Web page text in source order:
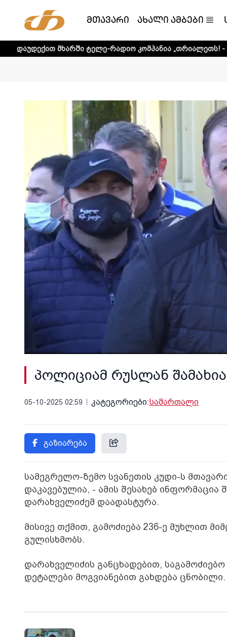
მთავარი ახალი ამბები
მხარში ტელე-რადიო კომპანია „თრიალეთს! - დეტალური
პოლიციამ რუსლან
05-10-2025 02:59 კატეგორიები:სამართალი
გაზიარება
სამეგრელო-ზემო სვანეთის კუდი-ს
დაკავებულია, - ამის შესახებ
დარახველიძემ დაადასტურა.
მისივე თქმით, გამოძიება 236-ე მუხლით
გულისხმობს.
დარახველიძის განცხადებით,
დეტალები მოგვიანებით გახდება ცნობილი.